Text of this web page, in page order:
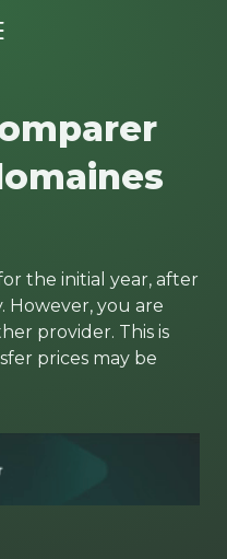
the initial year, after
However, you are
provider. This is
prices may be